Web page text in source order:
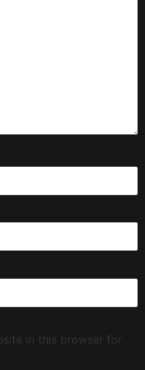
in this browser for